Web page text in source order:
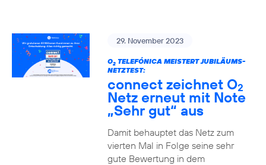
29. November 2023
O2TELEFÓNICA MEISTERT JUBILÄUMS-
NETZTEST:
connect zeichnet O2
Netz erneut mit Note
„Sehr gut“ aus
Damit behauptet das Netz zum
vierten Mal in Folge seine sehr
gute Bewertung in dem